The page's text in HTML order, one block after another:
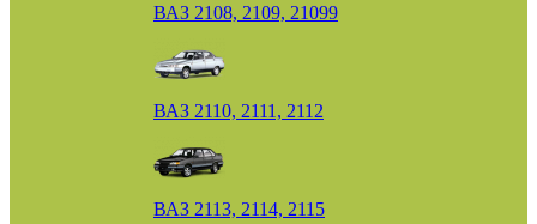
ВАЗ 2108, 2109, 21099
ВАЗ 2110, 2111, 2112
ВАЗ 2113, 2114, 2115